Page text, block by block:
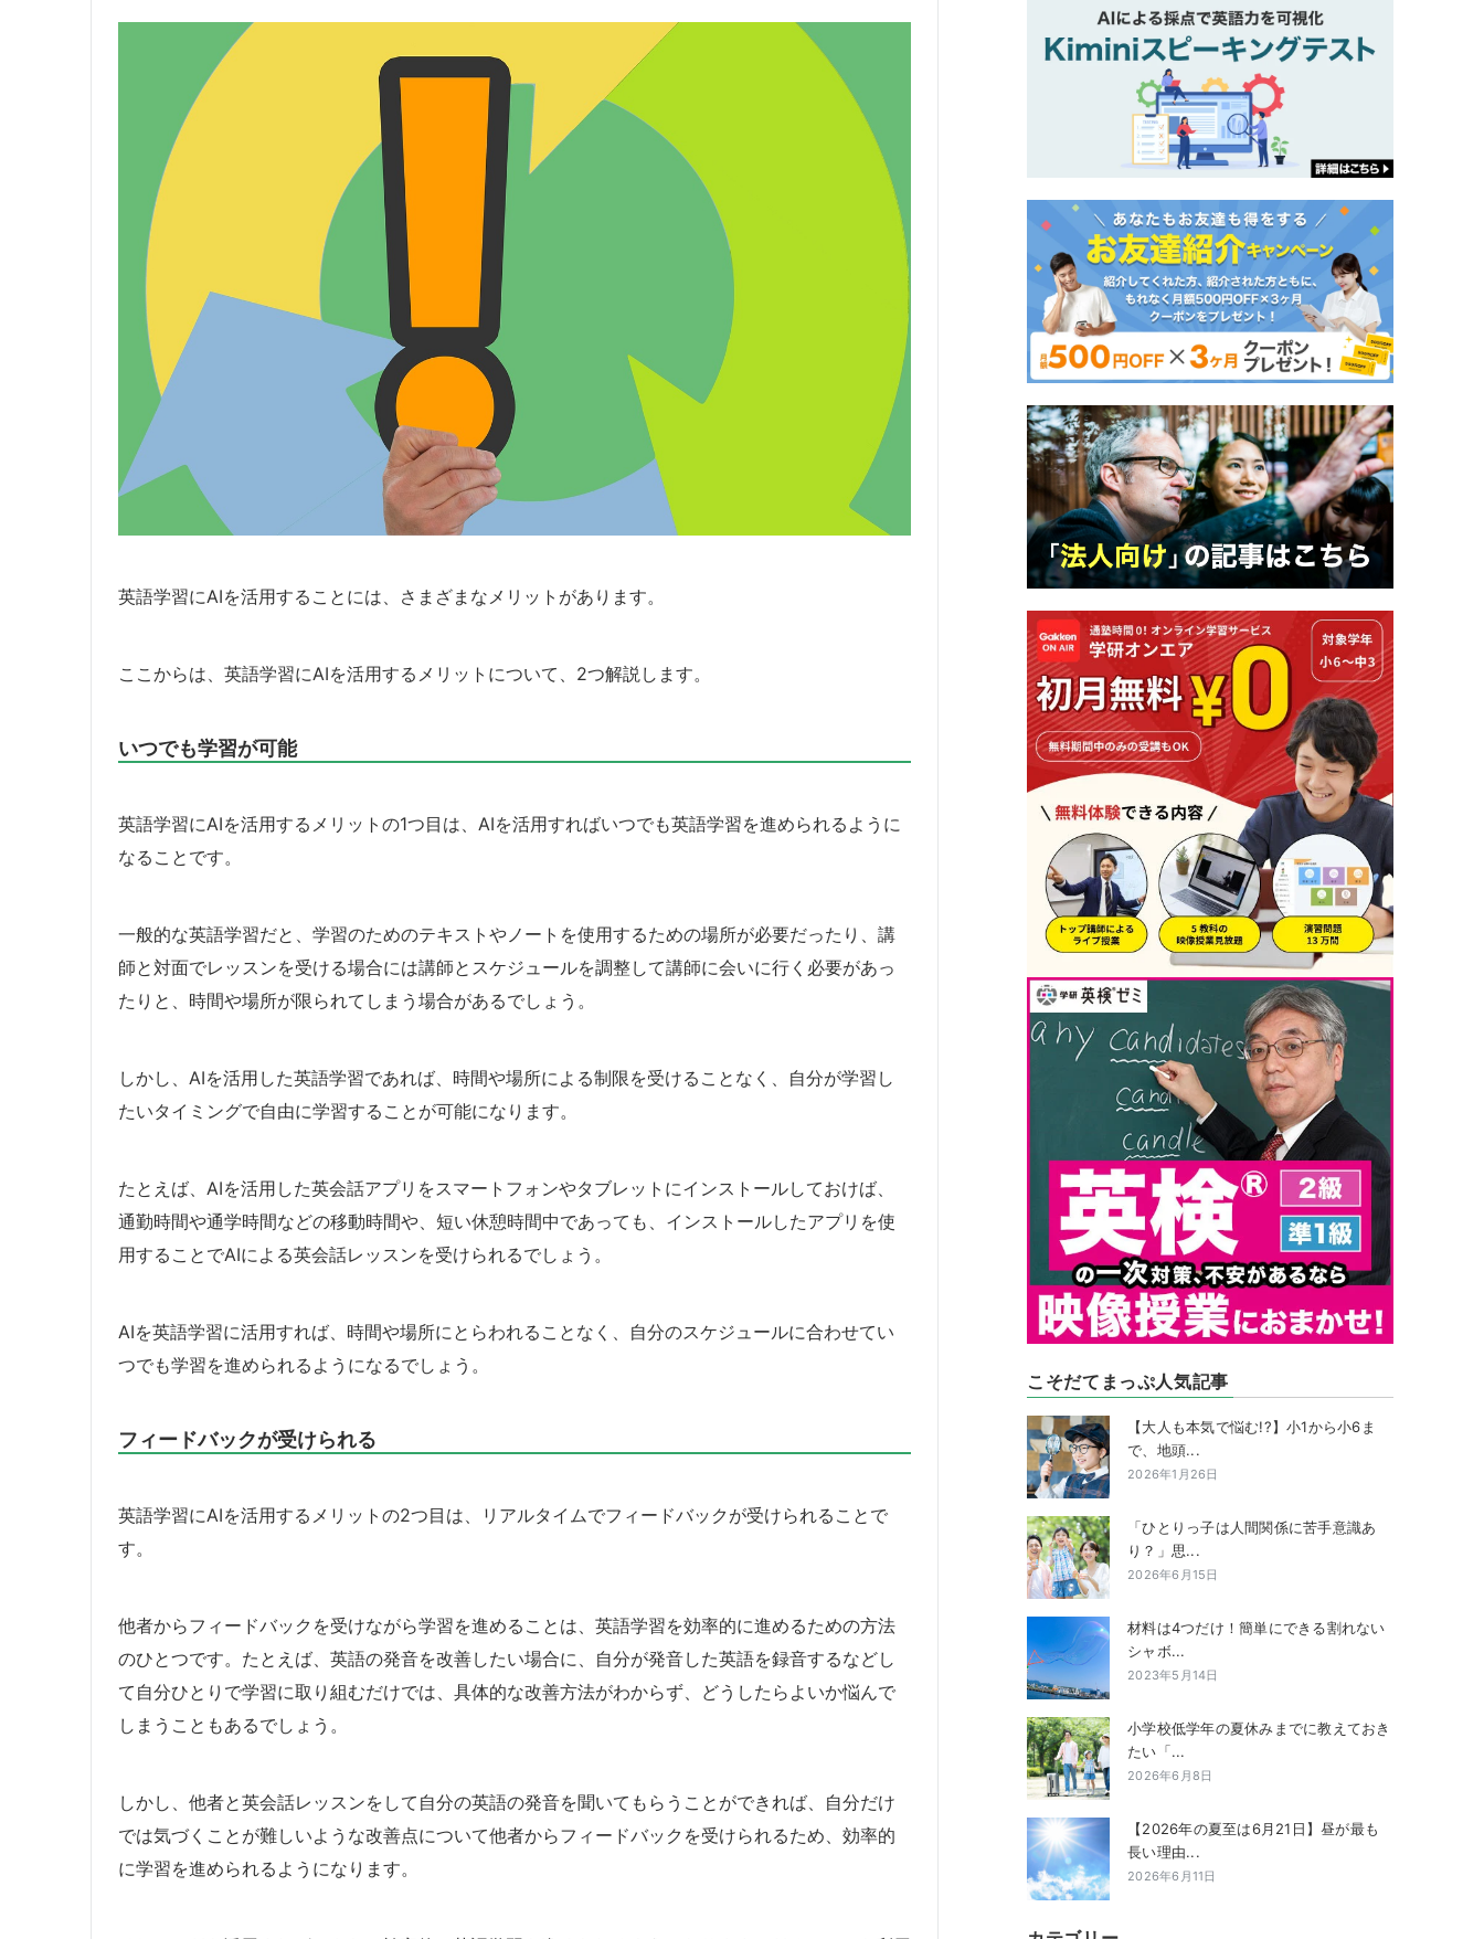
英語学習にAIを活用することには、さまざまなメリットがあります。
ここからは、英語学習にAIを活用するメリットについて、2つ解説します。
いつでも学習が可能
英語学習にAIを活用するメリットの1つ目は、AIを活用すればいつでも英語学習を進められるように
なることです。
一般的な英語学習だと、学習のためのテキストやノートを使用するための場所が必要だったり、講
師と対面でレッスンを受ける場合には講師とスケジュールを調整して講師に会いに行く必要があっ
たりと、時間や場所が限られてしまう場合があるでしょう。
しかし、AIを活用した英語学習であれば、時間や場所による制限を受けることなく、自分が学習し
たいタイミングで自由に学習することが可能になります。
たとえば、AIを活用した英会話アプリをスマートフォンやタブレットにインストールしておけば、
通勤時間や通学時間などの移動時間や、短い休憩時間中であっても、インストールしたアプリを使
用することでAIによる英会話レッスンを受けられるでしょう。
AIを英語学習に活用すれば、時間や場所にとらわれることなく、自分のスケジュールに合わせてい
つでも学習を進められるようになるでしょう。
フィードバックが受けられる
英語学習にAIを活用するメリットの2つ目は、リアルタイムでフィードバックが受けられることで
す。
他者からフィードバックを受けながら学習を進めることは、英語学習を効率的に進めるための方法
のひとつです。たとえば、英語の発音を改善したい場合に、自分が発音した英語を録音するなどし
て自分ひとりで学習に取り組むだけでは、具体的な改善方法がわからず、どうしたらよいか悩んで
しまうこともあるでしょう。
しかし、他者と英会話レッスンをして自分の英語の発音を聞いてもらうことができれば、自分だけ
では気づくことが難しいような改善点について他者からフィードバックを受けられるため、効率的
に学習を進められるようになります。
こそだてまっぷ人気記事
【大人も本気で悩む!?】小1から小6ま
で、地頭...
2026年1月26日
「ひとりっ子は人間関係に苦手意識あ
り？」思...
2026年6月15日
材料は4つだけ！簡単にできる割れない
シャボ...
2023年5月14日
小学校低学年の夏休みまでに教えておき
たい「...
2026年6月8日
【2026年の夏至は6月21日】昼が最も
長い理由...
2026年6月11日